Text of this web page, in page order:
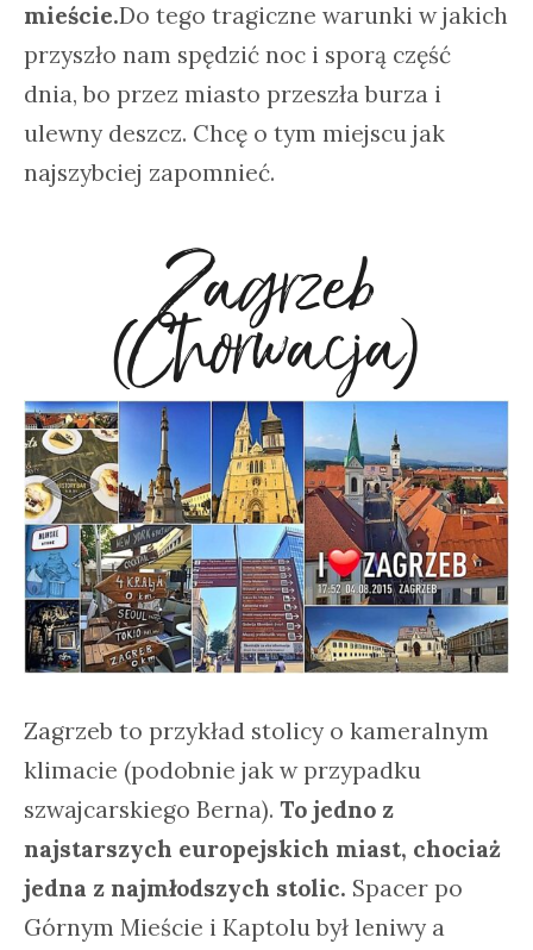
mieście.Do tego tragiczne warunki w jakich
przyszło nam spędzić noc i sporą część
dnia, bo przez miasto przeszła burza i
ulewny deszcz. Chcę o tym miejscu jak
najszybciej zapomnieć.
Zagrzeb
(Chorwacja)
Zagrzeb to przykład stolicy o kameralnym
klimacie (podobnie jak w przypadku
szwajcarskiego Berna). To jedno z
najstarszych europejskich miast, chociaż
jedna z najmłodszych stolic. Spacer po
Górnym Mieście i Kaptolu był leniwy a